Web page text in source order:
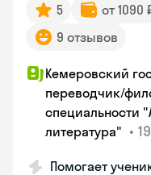
5 от 1090
9 отзывов
Кемеровский
переводчик/
специальности
литература" •
Помогает